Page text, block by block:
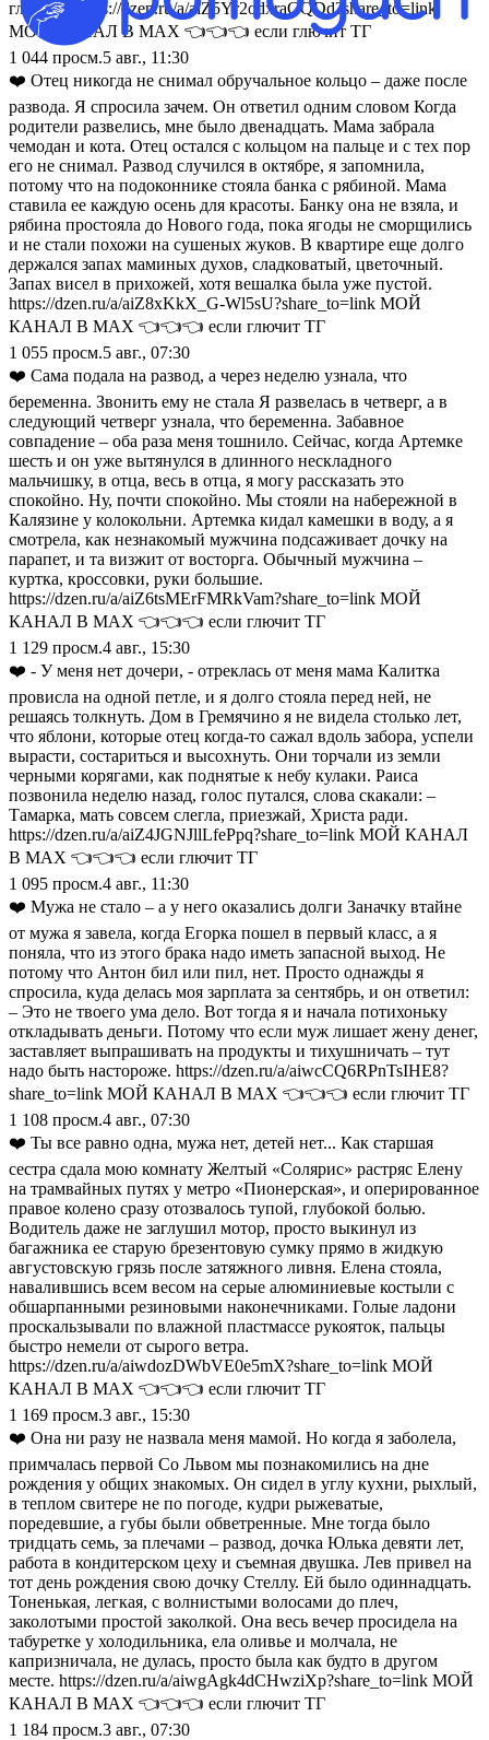
глазами. https://dzen.ru/a/aiZ5Yr2odxraGQDd?share_to=link
МОЙ КАНАЛ В МАХ 👈👈👈 если глючит ТГ
1 044 просм.5 авг., 11:30
❤️ Отец никогда не снимал обручальное кольцо – даже после
развода. Я спросила зачем. Он ответил одним словом Когда
родители развелись, мне было двенадцать. Мама забрала
чемодан и кота. Отец остался с кольцом на пальце и с тех пор
его не снимал. Развод случился в октябре, я запомнила,
потому что на подоконнике стояла банка с рябиной. Мама
ставила ее каждую осень для красоты. Банку она не взяла, и
рябина простояла до Нового года, пока ягоды не сморщились
и не стали похожи на сушеных жуков. В квартире еще долго
держался запах маминых духов, сладковатый, цветочный.
Запах висел в прихожей, хотя вешалка была уже пустой.
https://dzen.ru/a/aiZ8xKkX_G-Wl5sU?share_to=link МОЙ
КАНАЛ В МАХ 👈👈👈 если глючит ТГ
1 055 просм.5 авг., 07:30
❤️ Сама подала на развод, а через неделю узнала, что
беременна. Звонить ему не стала Я развелась в четверг, а в
следующий четверг узнала, что беременна. Забавное
совпадение – оба раза меня тошнило. Сейчас, когда Артемке
шесть и он уже вытянулся в длинного нескладного
мальчишку, в отца, весь в отца, я могу рассказать это
спокойно. Ну, почти спокойно. Мы стояли на набережной в
Калязине у колокольни. Артемка кидал камешки в воду, а я
смотрела, как незнакомый мужчина подсаживает дочку на
парапет, и та визжит от восторга. Обычный мужчина –
куртка, кроссовки, руки большие.
https://dzen.ru/a/aiZ6tsMErFMRkVam?share_to=link МОЙ
КАНАЛ В МАХ 👈👈👈 если глючит ТГ
1 129 просм.4 авг., 15:30
❤️ - У меня нет дочери, - отреклась от меня мама Калитка
провисла на одной петле, и я долго стояла перед ней, не
решаясь толкнуть. Дом в Гремячино я не видела столько лет,
что яблони, которые отец когда-то сажал вдоль забора, успели
вырасти, состариться и высохнуть. Они торчали из земли
черными корягами, как поднятые к небу кулаки. Раиса
позвонила неделю назад, голос путался, слова скакали: –
Тамарка, мать совсем слегла, приезжай, Христа ради.
https://dzen.ru/a/aiZ4JGNJllLfePpq?share_to=link МОЙ КАНАЛ
В МАХ 👈👈👈 если глючит ТГ
1 095 просм.4 авг., 11:30
❤️ Мужа не стало – а у него оказались долги Заначку втайне
от мужа я завела, когда Егорка пошел в первый класс, а я
поняла, что из этого брака надо иметь запасной выход. Не
потому что Антон бил или пил, нет. Просто однажды я
спросила, куда делась моя зарплата за сентябрь, и он ответил:
– Это не твоего ума дело. Вот тогда я и начала потихоньку
откладывать деньги. Потому что если муж лишает жену денег,
заставляет выпрашивать на продукты и тихушничать – тут
надо быть настороже. https://dzen.ru/a/aiwcCQ6RPnTsIHE8?
share_to=link МОЙ КАНАЛ В МАХ 👈👈👈 если глючит ТГ
1 108 просм.4 авг., 07:30
❤️ Ты все равно одна, мужа нет, детей нет... Как старшая
сестра сдала мою комнату Желтый «Солярис» растряс Елену
на трамвайных путях у метро «Пионерская», и оперированное
правое колено сразу отозвалось тупой, глубокой болью.
Водитель даже не заглушил мотор, просто выкинул из
багажника ее старую брезентовую сумку прямо в жидкую
августовскую грязь после затяжного ливня. Елена стояла,
навалившись всем весом на серые алюминиевые костыли с
обшарпанными резиновыми наконечниками. Голые ладони
проскальзывали по влажной пластмассе рукояток, пальцы
быстро немели от сырого ветра.
https://dzen.ru/a/aiwdozDWbVE0e5mX?share_to=link МОЙ
КАНАЛ В МАХ 👈👈👈 если глючит ТГ
1 169 просм.3 авг., 15:30
❤️ Она ни разу не назвала меня мамой. Но когда я заболела,
примчалась первой Со Львом мы познакомились на дне
рождения у общих знакомых. Он сидел в углу кухни, рыхлый,
в теплом свитере не по погоде, кудри рыжеватые,
поредевшие, а губы были обветренные. Мне тогда было
тридцать семь, за плечами – развод, дочка Юлька девяти лет,
работа в кондитерском цеху и съемная двушка. Лев привел на
тот день рождения свою дочку Стеллу. Ей было одиннадцать.
Тоненькая, легкая, с волнистыми волосами до плеч,
заколотыми простой заколкой. Она весь вечер просидела на
табуретке у холодильника, ела оливье и молчала, не
капризничала, не дулась, просто была как будто в другом
месте. https://dzen.ru/a/aiwgAgk4dCHwziXp?share_to=link МОЙ
КАНАЛ В МАХ 👈👈👈 если глючит ТГ
1 184 просм.3 авг., 07:30